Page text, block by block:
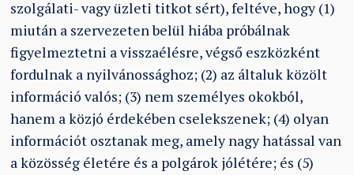
szolgálati- vagy üzleti titkot sért), feltéve, hogy (1)
miután a szervezeten belül hiába próbálnak
figyelmeztetni a visszaélésre, végső eszközként
fordulnak a nyilvánossághoz; (2) az általuk közölt
információ valós; (3) nem személyes okokból,
hanem a közjó érdekében cselekszenek; (4) olyan
információt osztanak meg, amely nagy hatással van
a közösség életére és a polgárok jólétére; és (5)